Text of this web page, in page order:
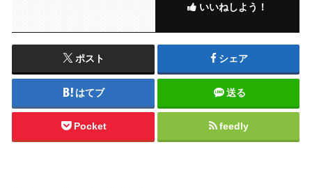
いいねしよう！
ポスト シェア
はてブ 送る
Pocket feedly